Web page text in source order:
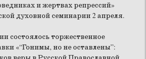
и жертвах репрессий»
духовной семинарии 2 апреля.
состоялось торжественное
«“Гонимы, но не оставлены”: